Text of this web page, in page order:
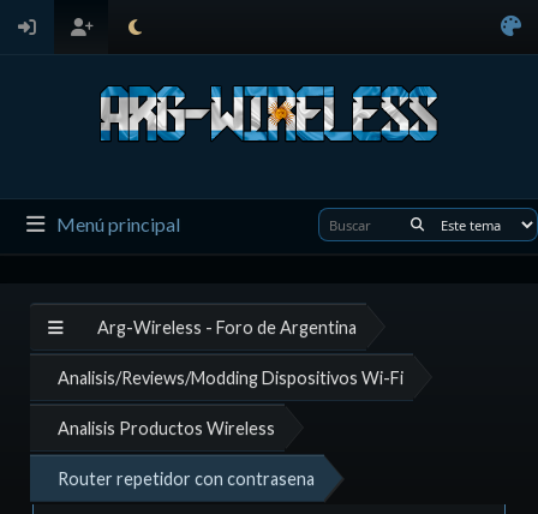
Menú principal
Arg-Wireless - Foro de Argentina
Analisis/Reviews/Modding Dispositivos Wi-Fi
Analisis Productos Wireless
Router repetidor con contrasena